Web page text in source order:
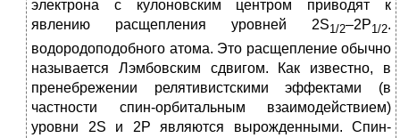
электрона с кулоновским центром приводят к
явлению расщепления уровней 2S1/2–2P1/2.
водородоподобного атома. Это расщепление обычно
называется Лэмбовским сдвигом. Как известно, в
пренебрежении релятивистскими эффектами (в
частности спин-орбитальным взаимодействием)
уровни 2S и 2P являются вырожденными. Спин-